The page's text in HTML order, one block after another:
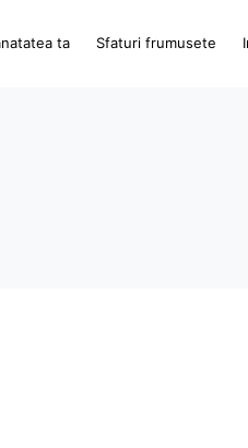
ta Sfaturi frumusete